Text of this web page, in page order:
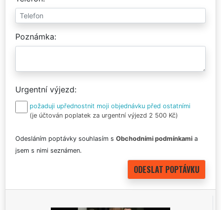
Poznámka
Urgentní výjezd
požaduji upřednostnit moji objednávku před ostatními
(je účtován poplatek za urgentní výjezd 2 500 Kč)
Odesláním poptávky souhlasím s Obchodními podmínkami a
jsem s nimi seznámen.